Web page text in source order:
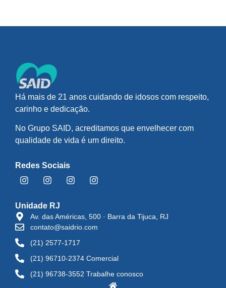
Há mais de 21 anos cuidando de idosos com respeito,
carinho e dedicação.
No Grupo SAID, acreditamos que envelhecer com
qualidade de vida é um direito.
Redes Sociais
Unidade RJ
Av. das Américas, 500 · Barra da Tijuca, RJ
contato@saidrio.com
(21) 2577-1717
(21) 96710-2374 Comercial
(21) 96738-3552 Trabalhe conosco